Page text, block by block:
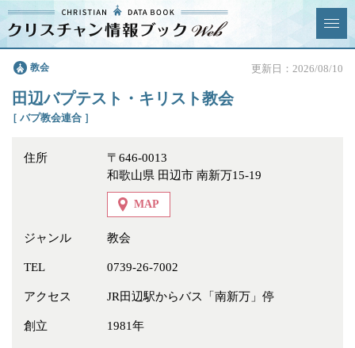
クリスチャン
情報ブックとは
News & Topics
よくあるご質問
情報掲載の変更・追加につい
教会 学校・幼稚園・神学校
特別集会奉仕者
教会 更新日：2026/08/10
田辺バプテスト・キリスト教会
［ バプ教会連合 ］
住所
〒646-0013
和歌山県 田辺市 南新万15-19
MAP
ジャンル 教会
TEL 0739-26-7002
アクセス JR田辺駅からバス「南新万」停
創立 1981年